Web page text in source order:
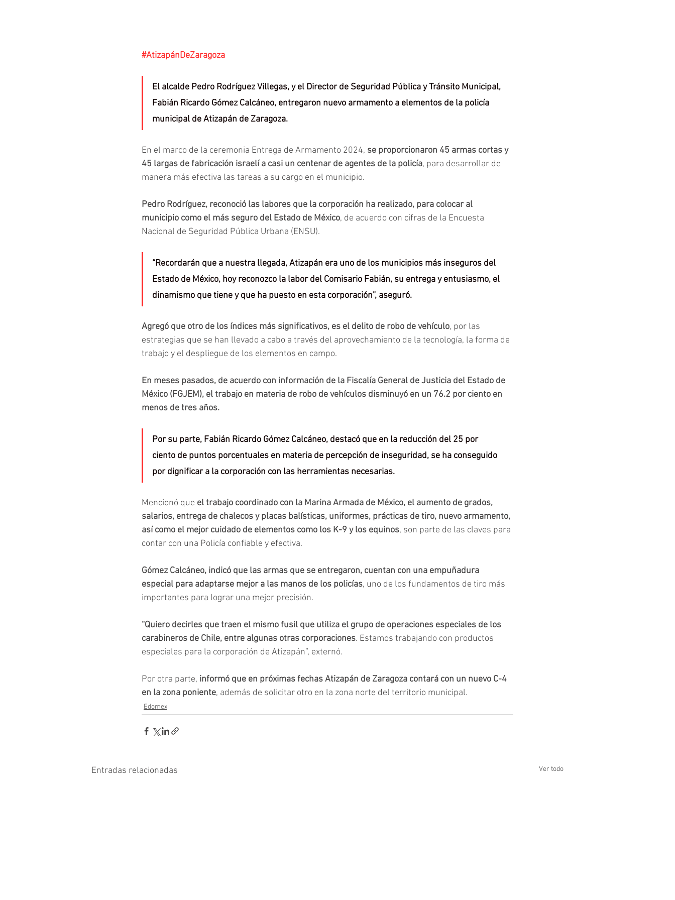
#AtizapánDeZaragoza
El alcalde Pedro Rodríguez Villegas, y el Director de Seguridad Pública y Tránsito Municipal,
Fabián Ricardo Gómez Calcáneo, entregaron nuevo armamento a elementos de la policía
municipal de Atizapán de Zaragoza.
En el marco de la ceremonia Entrega de Armamento 2024, se proporcionaron 45 armas cortas y
45 largas de fabricación israelí a casi un centenar de agentes de la policía, para desarrollar de
manera más efectiva las tareas a su cargo en el municipio.
Pedro Rodríguez, reconoció las labores que la corporación ha realizado, para colocar al
municipio como el más seguro del Estado de México, de acuerdo con cifras de la Encuesta
Nacional de Seguridad Pública Urbana (ENSU).
“Recordarán que a nuestra llegada, Atizapán era uno de los municipios más inseguros del
Estado de México, hoy reconozco la labor del Comisario Fabián, su entrega y entusiasmo, el
dinamismo que tiene y que ha puesto en esta corporación”, aseguró.
Agregó que otro de los índices más significativos, es el delito de robo de vehículo, por las
estrategias que se han llevado a cabo a través del aprovechamiento de la tecnología, la forma de
trabajo y el despliegue de los elementos en campo.
En meses pasados, de acuerdo con información de la Fiscalía General de Justicia del Estado de
México (FGJEM), el trabajo en materia de robo de vehículos disminuyó en un 76.2 por ciento en
menos de tres años.
Por su parte, Fabián Ricardo Gómez Calcáneo, destacó que en la reducción del 25 por
ciento de puntos porcentuales en materia de percepción de inseguridad, se ha conseguido
por dignificar a la corporación con las herramientas necesarias.
Mencionó que el trabajo coordinado con la Marina Armada de México, el aumento de grados,
salarios, entrega de chalecos y placas balísticas, uniformes, prácticas de tiro, nuevo armamento,
así como el mejor cuidado de elementos como los K-9 y los equinos, son parte de las claves para
contar con una Policía confiable y efectiva.
Gómez Calcáneo, indicó que las armas que se entregaron, cuentan con una empuñadura
especial para adaptarse mejor a las manos de los policías, uno de los fundamentos de tiro más
importantes para lograr una mejor precisión.
“Quiero decirles que traen el mismo fusil que utiliza el grupo de operaciones especiales de los
carabineros de Chile, entre algunas otras corporaciones. Estamos trabajando con productos
especiales para la corporación de Atizapán”, externó.
Por otra parte, informó que en próximas fechas Atizapán de Zaragoza contará con un nuevo C-4
en la zona poniente, además de solicitar otro en la zona norte del territorio municipal.
Edomex
Entradas relacionadas Ver todo